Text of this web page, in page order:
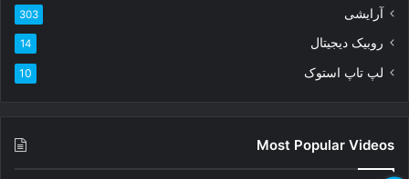
ن
د
آرایشی 303
روبیک دیجیتال 14
لپ تاپ استوک 10
Most Popular Videos